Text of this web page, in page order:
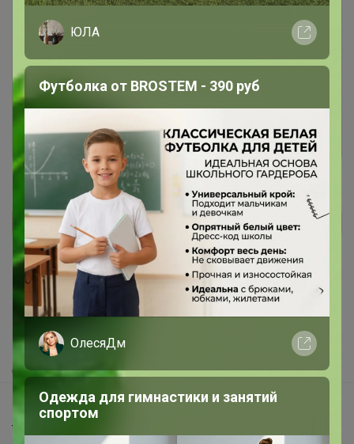
Чтобы ответить или задать вопрос
необходимо авторизоваться на сайте
Это займет меньше минуты
Войти Зарегистрироваться
Реклама
Как здесь все устроено?
Как сделать заказ?
Как получить?
Доставка
Шоурумы
Торговые марки
ЮЛА
Футболка от BROSTEM - 390 руб
ОлесяДм
Одежда для гимнастики и занятий
спортом